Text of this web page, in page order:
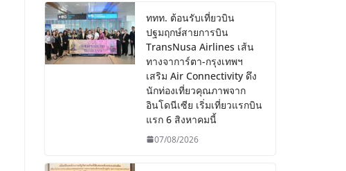
ททท. ต้อนรับเที่ยวบิน
ปฐมฤกษ์สายการบิน
TransNusa Airlines เส้น
ทางจาการ์ตา-กรุงเทพฯ
เสริม Air Connectivity ดึง
นักท่องเที่ยวคุณภาพจาก
อินโดนีเซีย เริ่มเที่ยวแรกบิน
แรก 6 สิงหาคมนี้
07/08/2026